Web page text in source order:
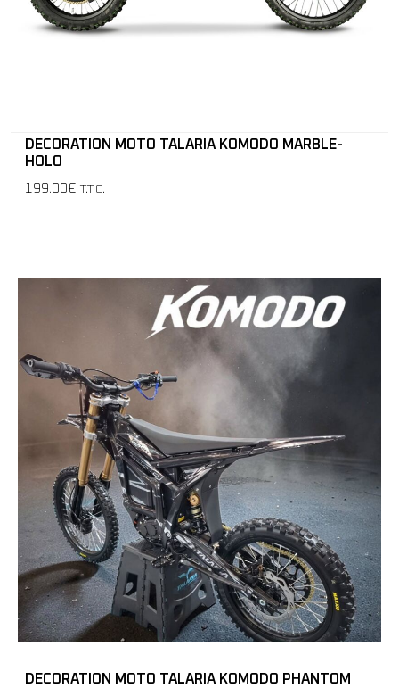
DECORATION MOTO TALARIA KOMODO MARBLE-
HOLO
199.00€ T.T.C.
DECORATION MOTO TALARIA KOMODO PHANTOM